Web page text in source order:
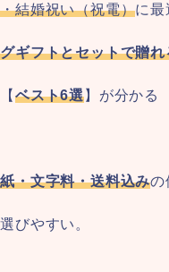
結婚祝い（祝電）に最
ギフトとセットで贈れ
ベスト6選】が分かる
・文字料・送料込みの
びやすい。